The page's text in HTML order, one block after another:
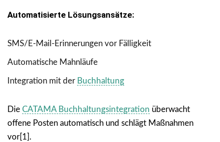
Automatisierte Lösungsansätze:
SMS/E-Mail-Erinnerungen vor Fälligkeit
Automatische Mahnläufe
Integration mit der Buchhaltung
Die CATAMA Buchhaltungsintegration überwacht
offene Posten automatisch und schlägt Maßnahmen
vor[1].